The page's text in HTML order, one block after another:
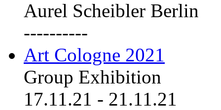
Aurel Scheibler Berlin
----------
Art Cologne 2021
Group Exhibition
17.11.21 - 21.11.21